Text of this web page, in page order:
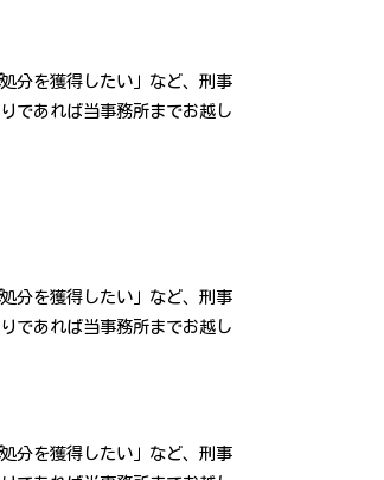
処分を獲得したい」など、刑事
であれば当事務所までお越し
処分を獲得したい」など、刑事
であれば当事務所までお越し
処分を獲得したい」など、刑事